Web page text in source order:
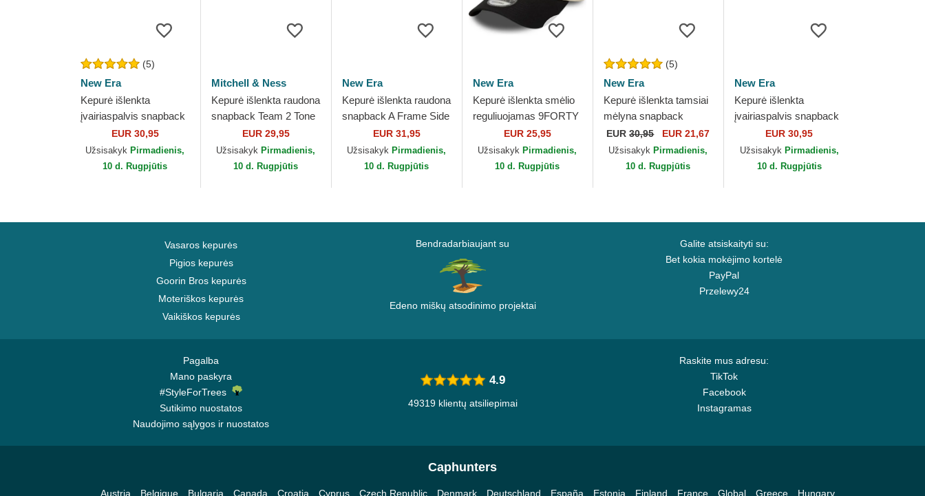
(5)
New Era
Kepurė išlenkta
įvairiaspalvis snapback
A Frame Team Colour
Chicago Bulls NBA New
EUR 30,95
Užsisakyk Pirmadienis,
10 d. Rugpjūtis
Mitchell & Ness
Kepurė išlenkta raudona
snapback Team 2 Tone
2.0 Pro Chicago Bulls
NBA Mitchell & Ness
EUR 29,95
Užsisakyk Pirmadienis,
10 d. Rugpjūtis
New Era
Kepurė išlenkta raudona
snapback A Frame Side
Patch Chicago Bulls
NBA New Era
EUR 31,95
Užsisakyk Pirmadienis,
10 d. Rugpjūtis
New Era
Kepurė išlenkta smėlio
reguliuojamas 9FORTY
Colour Block Chicago
Bulls NBA New Era
EUR 25,95
Užsisakyk Pirmadienis,
10 d. Rugpjūtis
(5)
New Era
Kepurė išlenkta tamsiai
mėlyna snapback
Colour Block A Frame
New York Yankees
MLB New Era
EUR30,95 EUR 21,67
Užsisakyk Pirmadienis,
10 d. Rugpjūtis
New Era
Kepurė išlenkta
įvairiaspalvis snapback
9FORTY E Frame Core
Associazione Sportiva
Roma Serie A...
EUR 30,95
Užsisakyk Pirmadienis,
10 d. Rugpjūtis
Vasaros kepurės
Pigios kepurės
Goorin Bros kepurės
Moteriškos kepurės
Vaikiškos kepurės
Bendradarbiaujant su
Edeno miškų atsodinimo projektai
Galite atsiskaityti su:
Bet kokia mokėjimo kortelė
PayPal
Przelewy24
Pagalba
Mano paskyra
#StyleForTrees
Sutikimo nuostatos
Naudojimo sąlygos ir nuostatos
Raskite mus adresu:
TikTok
Facebook
Instagramas
4.9
49319 klientų atsiliepimai
Caphunters
Austria Belgique Bulgaria Canada Croatia Cyprus Czech Republic Denmark Deutschland España Estonia Finland France Global Greece Hungary